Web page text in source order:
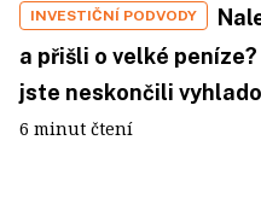
INVESTIČNÍ PODVODY
a přišli o velké
jste neskončili
6 minut čtení